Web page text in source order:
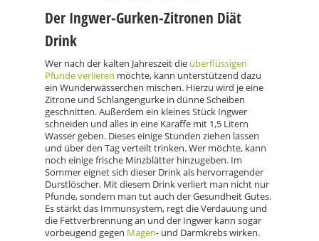
Der Ingwer-Gurken-Zitronen Diät
Drink
Wer nach der kalten Jahreszeit die überflüssigen
Pfunde verlieren möchte, kann unterstützend dazu
ein Wunderwässerchen mischen. Hierzu wird je eine
Zitrone und Schlangengurke in dünne Scheiben
geschnitten. Außerdem ein kleines Stück Ingwer
schneiden und alles in eine Karaffe mit 1,5 Litern
Wasser geben. Dieses einige Stunden ziehen lassen
und über den Tag verteilt trinken. Wer möchte, kann
noch einige frische Minzblätter hinzugeben. Im
Sommer eignet sich dieser Drink als hervorragender
Durstlöscher. Mit diesem Drink verliert man nicht nur
Pfunde, sondern man tut auch der Gesundheit Gutes.
Es stärkt das Immunsystem, regt die Verdauung und
die Fettverbrennung an und der Ingwer kann sogar
vorbeugend gegen Magen- und Darmkrebs wirken.